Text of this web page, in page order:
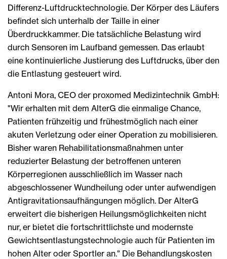
Differenz-Luftdrucktechnologie. Der Körper des Läufers
befindet sich unterhalb der Taille in einer
Überdruckkammer. Die tatsächliche Belastung wird
durch Sensoren im Laufband gemessen. Das erlaubt
eine kontinuierliche Justierung des Luftdrucks, über den
die Entlastung gesteuert wird.
Antoni Mora, CEO der proxomed Medizintechnik GmbH:
"Wir erhalten mit dem AlterG die einmalige Chance,
Patienten frühzeitig und frühestmöglich nach einer
akuten Verletzung oder einer Operation zu mobilisieren.
Bisher waren Rehabilitationsmaßnahmen unter
reduzierter Belastung der betroffenen unteren
Körperregionen ausschließlich im Wasser nach
abgeschlossener Wundheilung oder unter aufwendigen
Antigravitationsaufhängungen möglich. Der AlterG
erweitert die bisherigen Heilungsmöglichkeiten nicht
nur, er bietet die fortschrittlichste und modernste
Gewichtsentlastungstechnologie auch für Patienten im
hohen Alter oder Sportler an." Die Behandlungskosten